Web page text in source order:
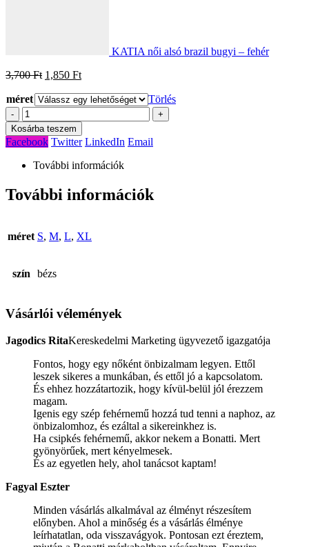
KATIA női alsó brazil bugyi – fehér
3,700Ft Original
was:
3,700 Ft.
1,850 FtCurrent
is:
1,850 Ft.
méret Törlés
-
+
Kosárba teszem
Facebook Twitter LinkedIn Email
További információk
További információk
méret S, M, L, XL
szín bézs
Vásárlói vélemények
Jagodics RitaKereskedelmi Marketing ügyvezető igazgatója
Fontos, hogy egy nőként önbizalmam legyen. Ettől
leszek sikeres a munkában, és ettől jó a kapcsolatom.
És ehhez hozzátartozik, hogy kívül-belül jól érezzem
magam.
Igenis egy szép fehérnemű hozzá tud tenni a naphoz, az
önbizalomhoz, és ezáltal a sikereinkhez is.
Ha csipkés fehérnemű, akkor nekem a Bonatti. Mert
gyönyörűek, mert kényelmesek.
És az egyetlen hely, ahol tanácsot kaptam!
Fagyal Eszter
Minden vásárlás alkalmával az élményt részesítem
előnyben. Ahol a minőség és a vásárlás élménye
leírhatatlan, oda visszavágyok. Pontosan ezt éreztem,